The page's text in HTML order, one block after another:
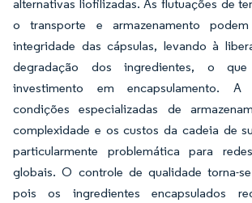
alternativas liofilizadas. As flutuações de
o transporte e armazenamento
integridade das cápsulas, levando à
degradação dos ingredientes, o
investimento em encapsulamento. A
condições especializadas de
complexidade e os custos da cadeia de
particularmente problemática para
globais. O controle de qualidade torna-
pois os ingredientes encapsulados